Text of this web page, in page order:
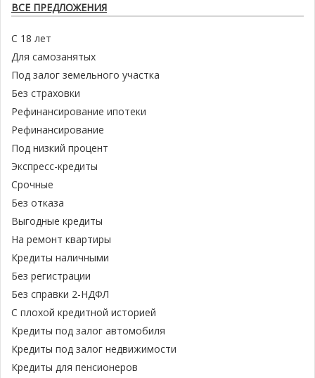
ВСЕ ПРЕДЛОЖЕНИЯ
С 18 лет
Для самозанятых
Под залог земельного участка
Без страховки
Рефинансирование ипотеки
Рефинансирование
Под низкий процент
Экспресс-кредиты
Срочные
Без отказа
Выгодные кредиты
На ремонт квартиры
Кредиты наличными
Без регистрации
Без справки 2-НДФЛ
С плохой кредитной историей
Кредиты под залог автомобиля
Кредиты под залог недвижимости
Кредиты для пенсионеров